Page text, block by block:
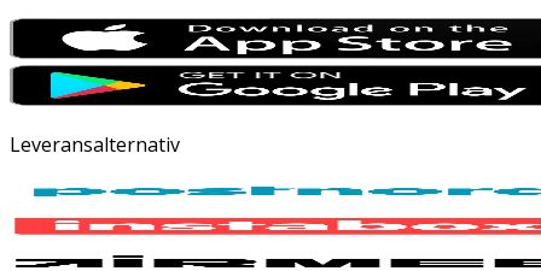
Leveransalternativ